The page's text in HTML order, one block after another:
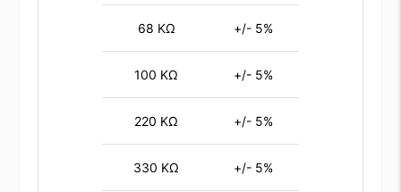
68 KΩ +/- 5%
100 KΩ +/- 5%
220 KΩ +/- 5%
330 KΩ +/- 5%